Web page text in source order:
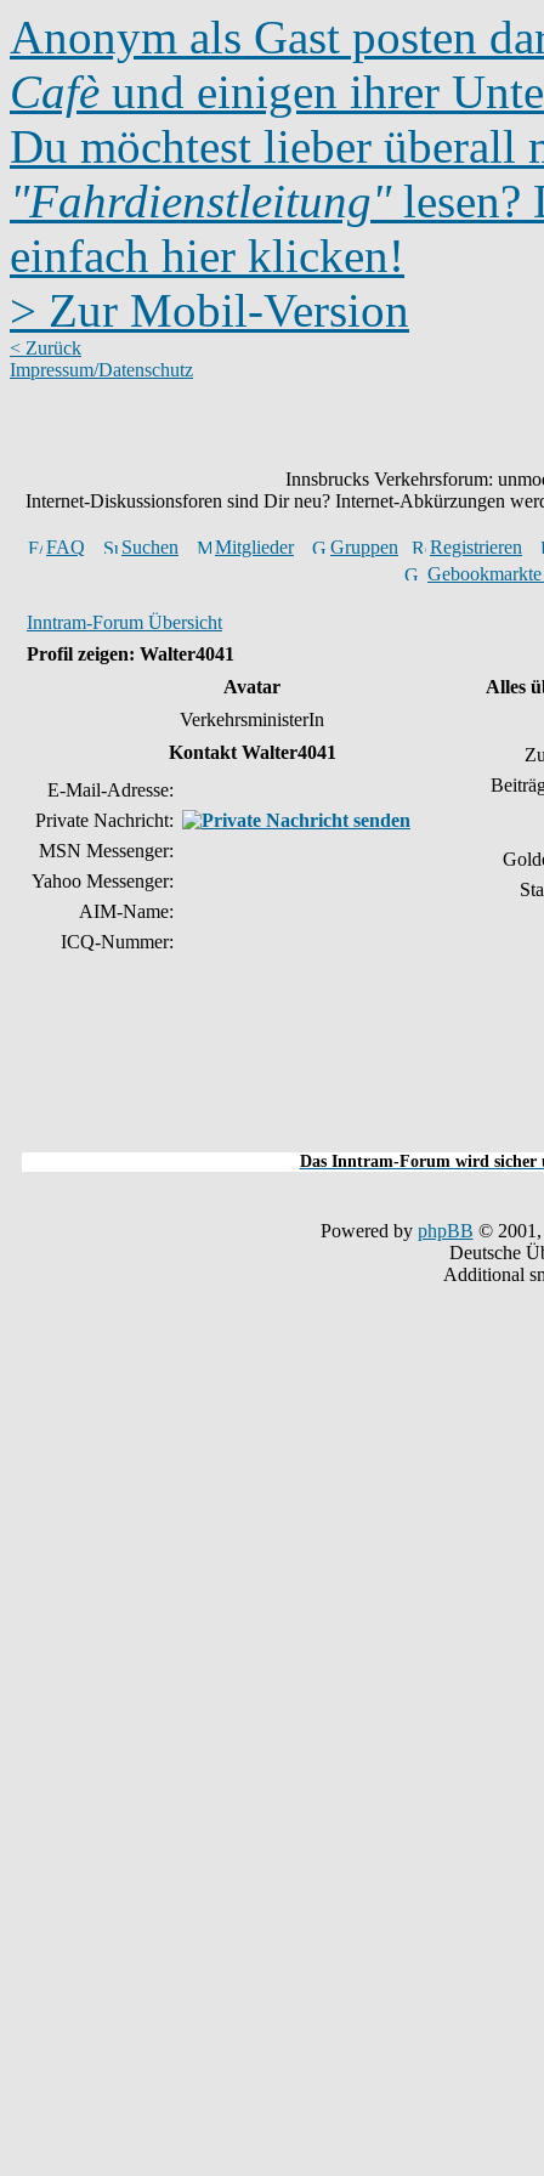
Anonym als Gast posten
Cafè und einigen ihrer
Du möchtest lieber überall
"Fahrdienstleitung"lesen?
einfach hier klicken!
> Zur Mobil-Version
< Zurück
Impressum/Datenschutz
Innsbrucks Verkehrsforum:
Internet-Diskussionsforen sind Dir neu? Internet-Abkürzungen
FAQ Suchen Mitglieder Gruppen
Registrieren
Inntram-Forum Übersicht
Profil zeigen: Walter4041
Avatar
Alles
VerkehrsministerIn
Kontakt Walter4041
E-Mail-Adresse:
Private Nachricht:
MSN Messenger:
Yahoo Messenger:
AIM-Name:
ICQ-Nummer:
Das Inntram-Forum wird sicher
Powered by phpBB © 2001,
Deutsche
Additional